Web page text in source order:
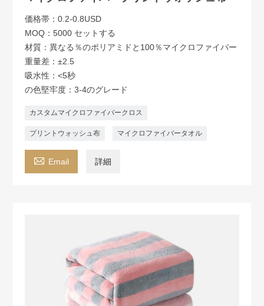
価格帯：0.2-0.8USD
MOQ：5000 セットする
材質：異なる％のポリアミドと100％マイクロファイバー
重量差：±2.5
吸水性：<5秒
の色堅牢度：3-4のグレード
カスタムマイクロファイバークロス
プリントウォッシュ布 マイクロファイバータオル
 Email 詳細